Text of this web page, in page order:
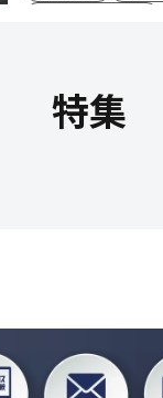
特集